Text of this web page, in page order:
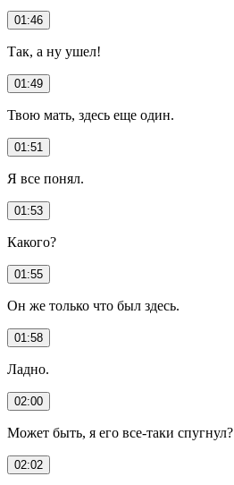
01:46
Так, а ну ушел!
01:49
Твою мать, здесь еще один.
01:51
Я все понял.
01:53
Какого?
01:55
Он же только что был здесь.
01:58
Ладно.
02:00
Может быть, я его все-таки спугнул?
02:02